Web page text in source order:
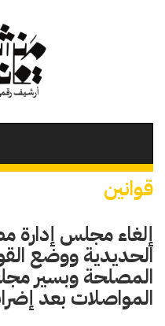
قوانين
إلغاء مجلس
الحديدية ووضع
المصلحة وبسير
المواصلات بعد إضرابات